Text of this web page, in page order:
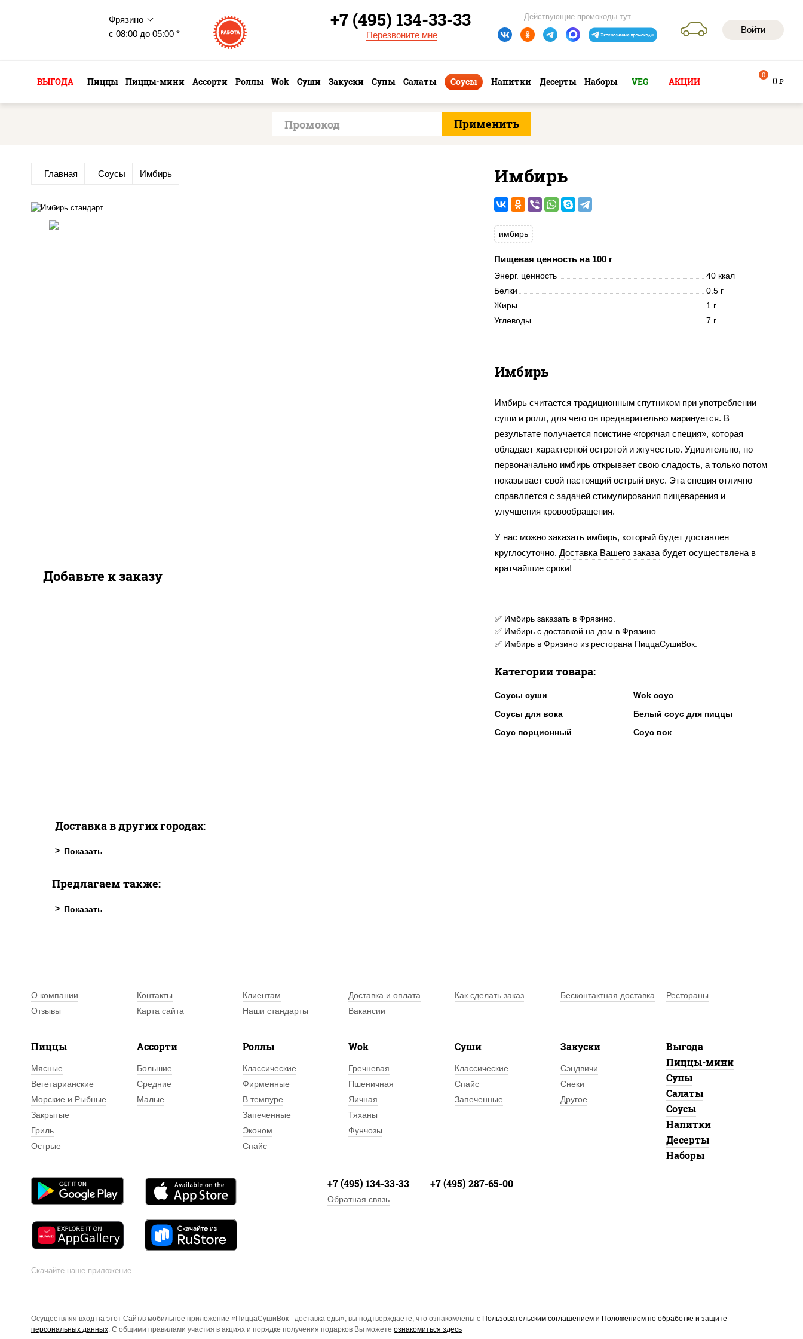
Фрязино
с 08:00 до 05:00 *
Войти
Действующие промокоды тут
+7 (495) 134-33-33
Перезвоните мне
ВЫГОДА Пиццы Пиццы-мини Ассорти Роллы Wok Суши Закуски Супы Салаты Соусы Напитки Десерты Наборы VEG АКЦИИ 0 руб
0
Главная Соусы Имбирь Имбирь
имбирь
Пищевая ценность на 100 г
Энерг. ценность
40 ккал
Белки
0.5 г
Жиры
1 г
Углеводы
7 г
Имбирь
Имбирь считается традиционным спутником при употреблении
суши и ролл, для чего он предварительно маринуется. В
результате получается поистине «горячая специя», которая
обладает характерной остротой и жгучестью. Удивительно, но
первоначально имбирь открывает свою сладость, а только потом
показывает свой настоящий острый вкус. Эта специя отлично
справляется с задачей стимулирования пищеварения и
улучшения кровообращения.
У нас можно заказать имбирь, который будет доставлен
круглосуточно. Доставка Вашего заказа будет осуществлена в
кратчайшие сроки!
✅ Имбирь заказать в Фрязино.
✅ Имбирь с доставкой на дом в Фрязино.
✅ Имбирь в Фрязино из ресторана ПиццаСушиВок.
Категории товара:
Соусы суши
Wok соус
Соусы для вока
Белый соус для пиццы
Соус порционный
Соус вок
Добавьте к заказу
Доставка в других городах:
Предлагаем также:
О компании Контакты Клиентам Доставка и оплата Как сделать заказ Бесконтактная доставка
Рестораны
Отзывы
Карта сайта Наши стандарты Вакансии
Пиццы
Мясные
Вегетарианские
Морские и Рыбные
Закрытые
Гриль
Острые
Ассорти
Большие
Средние
Малые
Роллы
Классические
Фирменные
В темпуре
Запеченные
Эконом
Спайс
Wok
Гречневая
Пшеничная
Яичная
Тяханы
Фунчозы
Суши
Классические
Спайс
Запеченные
Закуски
Сэндвичи
Снеки
Другое
Выгода
Пиццы-мини
Супы
Салаты
Соусы
Напитки
Десерты
Наборы
Скачайте наше приложение
+7 (495) 134-33-33 +7 (495) 287-65-00
Обратная связь
Осуществляя вход на этот Сайт/в мобильное приложение «ПиццаСушиВок - доставка еды», вы подтверждаете, что ознакомлены с Пользовательским соглашением и Положением по обработке и защите
персональных данных. С общими правилами участия в акциях и порядке получения подарков Вы можете ознакомиться здесь